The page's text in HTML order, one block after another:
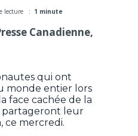
lecture : 1 minute
Canadienne,
qui ont
monde entier lors
face cachée de la
partageront leur
ce mercredi.